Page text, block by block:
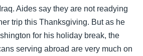
Aides say they are not readying
trip this Thanksgiving. But as he
for his holiday break, the
serving abroad are very much on